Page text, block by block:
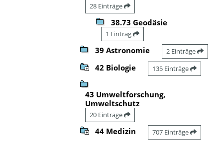
28 Einträge
38.73 Geodäsie
1 Eintrag
39 Astronomie 2 Einträge
42 Biologie 135 Einträge
43 Umweltforschung,
Umweltschutz
20 Einträge
44 Medizin 707 Einträge